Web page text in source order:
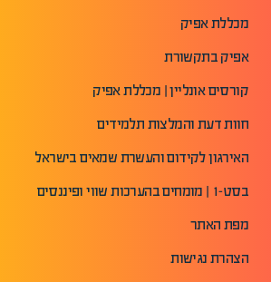
מכללת אפיק
אפיק בתקשורת
קורסים אונליין | מכללת אפיק
חוות דעת והמלצות תלמידים
האירגון לקידום והעשרת שמאים בישראל
בסט-1 | מומחים בהערכות שווי ופיננסים
מפת האתר
הצהרת נגישות